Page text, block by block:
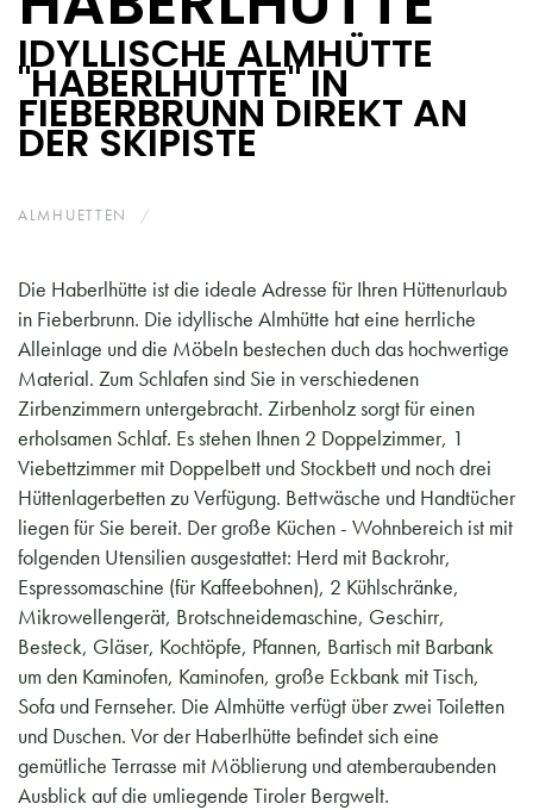
IDYLLISCHE ALMHÜTTE
"HABERLHÜTTE" IN
FIEBERBRUNN DIREKT AN
DER SKIPISTE
ALMHUETTEN
Die Haberlhütte ist die ideale Adresse für Ihren Hüttenurlaub
in Fieberbrunn. Die idyllische Almhütte hat eine herrliche
Alleinlage und die Möbeln bestechen duch das hochwertige
Material. Zum Schlafen sind Sie in verschiedenen
Zirbenzimmern untergebracht. Zirbenholz sorgt für einen
erholsamen Schlaf. Es stehen Ihnen 2 Doppelzimmer, 1
Viebettzimmer mit Doppelbett und Stockbett und noch drei
Hüttenlagerbetten zu Verfügung. Bettwäsche und Handtücher
liegen für Sie bereit. Der große Küchen - Wohnbereich ist mit
folgenden Utensilien ausgestattet: Herd mit Backrohr,
Espressomaschine (für Kaffeebohnen), 2 Kühlschränke,
Mikrowellengerät, Brotschneidemaschine, Geschirr,
Besteck, Gläser, Kochtöpfe, Pfannen, Bartisch mit Barbank
um den Kaminofen, Kaminofen, große Eckbank mit Tisch,
Sofa und Fernseher. Die Almhütte verfügt über zwei Toiletten
und Duschen. Vor der Haberlhütte befindet sich eine
gemütliche Terrasse mit Möblierung und atemberaubenden
Ausblick auf die umliegende Tiroler Bergwelt.